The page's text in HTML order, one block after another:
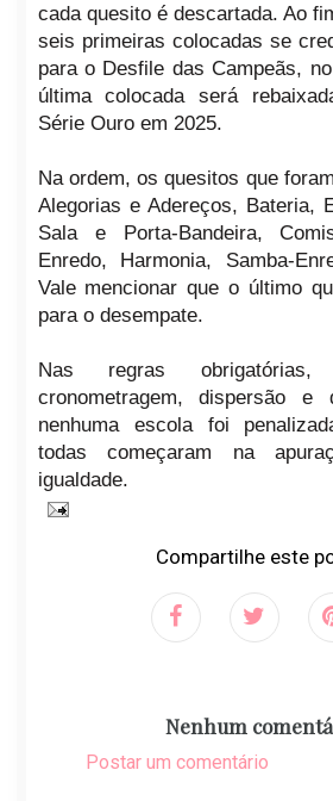
cada quesito é descartada. Ao
seis primeiras colocadas se
para o Desfile das Campeãs,
última colocada será
Série Ouro em 2025.
Na ordem, os quesitos que
Alegorias e Adereços, Bateria,
Sala e Porta-Bandeira,
Enredo, Harmonia, Samba-
Vale mencionar que o último
para o desempate.
Nas regras
cronometragem, dispersão e
nenhuma escola foi
todas começaram na
igualdade.
Compartilhe este
Nenhum
Postar um comentário